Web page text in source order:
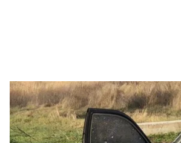
Унаслідок атаки
російсько—окупаційні війська
—камікадзе.